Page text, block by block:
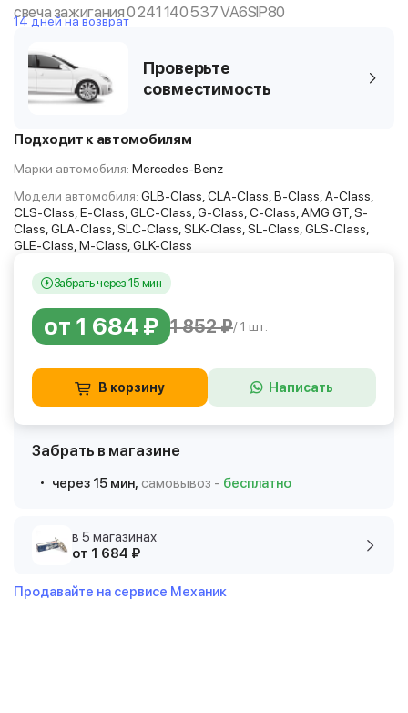
свеча зажигания 0 241 140 537 VA6SIP80
14 дней на возврат
Проверьте
совместимость
Подходит к автомобилям
Марки автомобиля: Mercedes-Benz
Модели автомобиля: GLB-Class, CLA-Class, B-Class, A-Class,
CLS-Class, E-Class, GLC-Class, G-Class, C-Class, AMG GT, S-
Class, GLA-Class, SLC-Class, SLK-Class, SL-Class, GLS-Class,
GLE-Class, M-Class, GLK-Class
Забрать через 15 мин
от 1 684 ₽ 1 852 ₽/ 1 шт.
В корзину Написать
Забрать в магазине
через 15 мин, самовывоз - бесплатно
в 5 магазинах
от 1 684 ₽
Продавайте на сервисе Механик